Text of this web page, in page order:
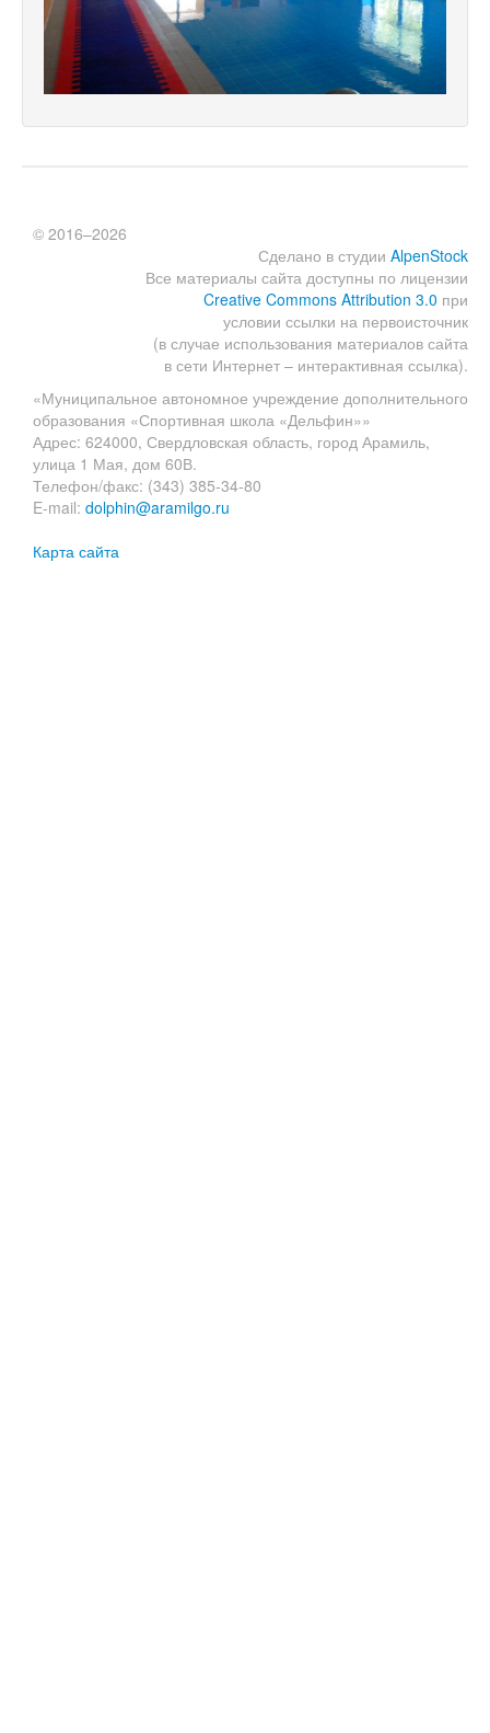
Сделано в студии AlpenStock
Все материалы сайта доступны по лицензии
Creative Commons Attribution 3.0 при
условии ссылки на первоисточник
(в случае использования материалов сайта
в сети Интернет – интерактивная ссылка).
© 2016–2026
«Муниципальное автономное учреждение дополнительного
образования «Спортивная школа «Дельфин»»
Адрес: 624000, Свердловская область, город Арамиль,
улица 1 Мая, дом 60В.
Телефон/факс: (343) 385-34-80
E-mail: dolphin@aramilgo.ru
Карта сайта